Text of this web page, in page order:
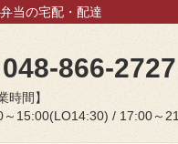
当の宅配・配達
048-866-2727
時間】
～15:00(LO14:30) / 17:00～